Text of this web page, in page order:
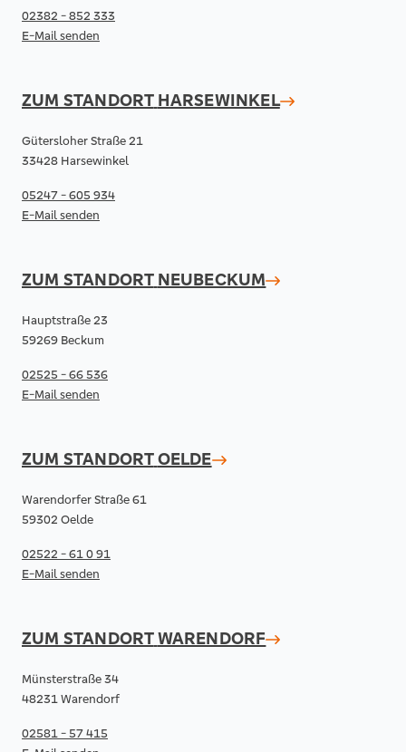
02382 - 852 333
E-Mail senden
ZUM STANDORT HARSEWINKEL
Gütersloher Straße 21
33428 Harsewinkel
05247 - 605 934
E-Mail senden
ZUM STANDORT NEUBECKUM
Hauptstraße 23
59269 Beckum
02525 - 66 536
E-Mail senden
ZUM STANDORTOELDE
Warendorfer Straße 61
59302 Oelde
02522 - 61 0 91
E-Mail senden
ZUM STANDORTWARENDORF
Münsterstraße 34
48231 Warendorf
02581 - 57 415